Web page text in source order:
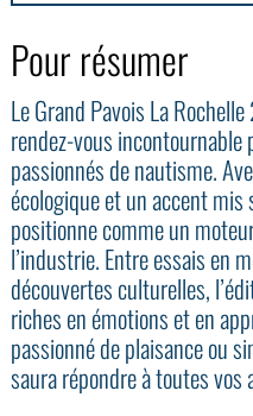
Pour résumer
Le Grand Pavois La
rendez-vous
passionnés de nautisme.
écologique et un accent mis
positionne comme un
l’industrie. Entre essais en
découvertes culturelles,
riches en émotions et en
passionné de plaisance ou
saura répondre à toutes vos